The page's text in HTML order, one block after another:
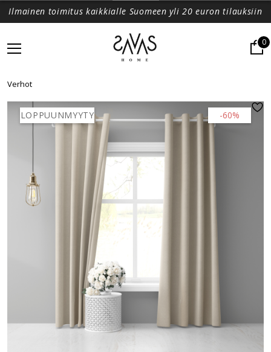
Ilmainen toimitus kaikkialle Suomeen yli 20 euron tilauksiin
0
Verhot
-60%
LOPPUUNMYYTY